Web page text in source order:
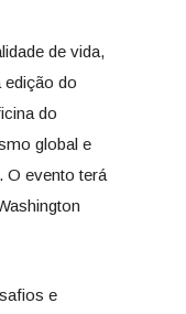
de vida,
edição do
do
global e
O evento terá
e